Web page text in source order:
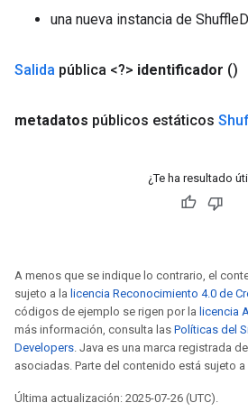
una nueva instancia de
Salida pública <?> identificador ()
metadatos públicos estáticos
¿Te ha resultado
A menos que se indique lo contrario, el
sujeto a la licencia Reconocimiento 4.0 de
códigos de ejemplo se rigen por la licencia
más información, consulta las Políticas del
Developers. Java es una marca registrada
asociadas. Parte del contenido está sujeto a
Última actualización: 2025-07-26 (UTC).